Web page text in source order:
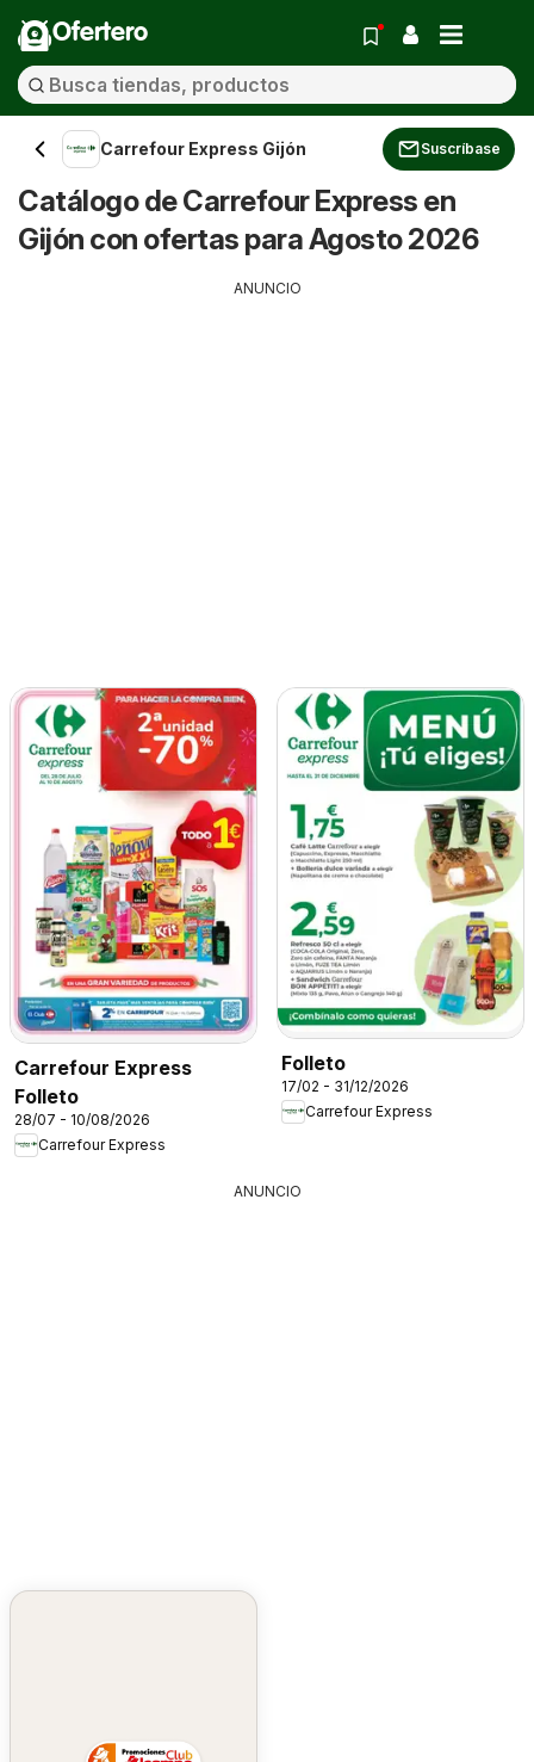
Ofertero
Carrefour Express Gijón Suscríbase
Catálogo de Carrefour Express en
Gijón con ofertas para Agosto 2026
ANUNCIO
Carrefour Express
Folleto
28/07 - 10/08/2026
Carrefour Express
Folleto
17/02 - 31/12/2026
Carrefour Express
ANUNCIO